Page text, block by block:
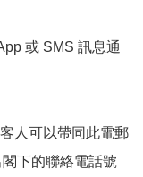
或 SMS 訊息通
人可以帶同此電郵
下的聯絡電話號